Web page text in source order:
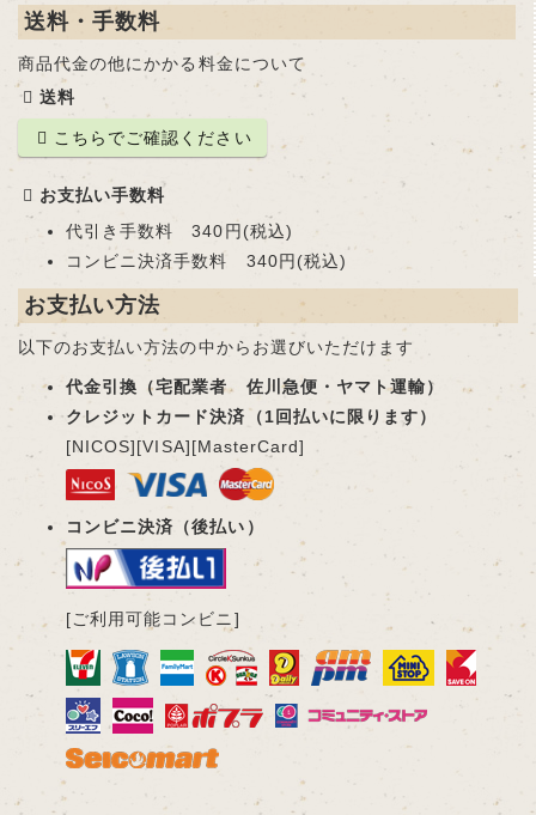
送料・手数料
商品代金の他にかかる料金について
送料
こちらでご確認ください
お支払い手数料
代引き手数料 340円(税込)
コンビニ決済手数料 340円(税込)
お支払い方法
以下のお支払い方法の中からお選びいただけます
代金引換（宅配業者 佐川急便・ヤマト運輸）
クレジットカード決済（1回払いに限ります）
[NICOS][VISA][MasterCard]
コンビニ決済（後払い）
[ご利用可能コンビニ]